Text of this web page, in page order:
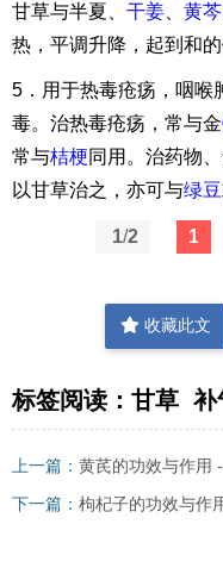
甘草与半夏、 干姜 黄芩
热，平调升降，起到和的
5．用于热毒疮疡，咽喉
毒。治热毒疮疡，常与金
常与桔梗同用。治药物
以甘草治之，亦可与绿豆
1/2 1
收藏此文
标签阅读： 甘草 补
上一篇： 黄芪的功效与作用
下一篇： 枸杞子的功效与作